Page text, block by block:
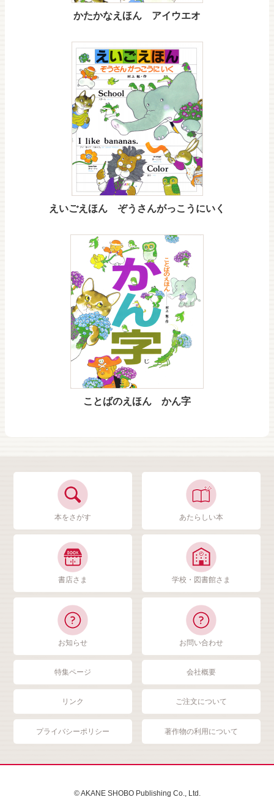
かたかなえほん アイウエオ
えいごえほん ぞうさんがっこうにいく
ことばのえほん かん字
本をさがす あたらしい本
書店さま 学校・図書館さま
お知らせ お問い合わせ
特集ページ 会社概要
リンク ご注文について
プライバシーポリシー 著作物の利用について
© AKANE SHOBO Publishing Co., Ltd.